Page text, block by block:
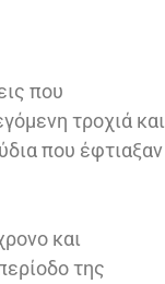
που
τροχιά και
που έφτιαξαν
και
της